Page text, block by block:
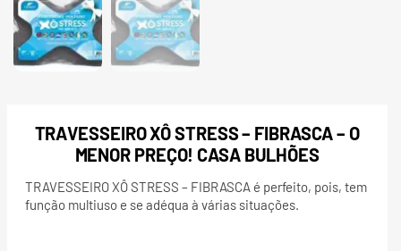
TRAVESSEIRO XÔ STRESS – FIBRASCA – O
MENOR PREÇO! CASA BULHÕES
TRAVESSEIRO XÔ STRESS – FIBRASCA é perfeito, pois, tem
função multiuso e se adéqua à várias situações.